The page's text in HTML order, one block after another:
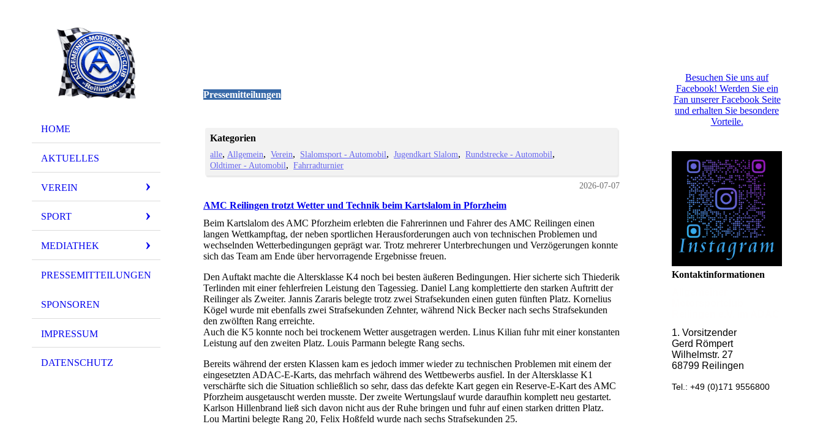
HOME
AKTUELLES
VEREIN
SPORT
MEDIATHEK
PRESSEMITTEILUNGEN
SPONSOREN
IMPRESSUM
DATENSCHUTZ
Pressemitteilungen
Kategorien
alle Allgemein Verein Slalomsport - Automobil Jugendkart Slalom
Rundstrecke - Automobil
Oldtimer - Automobil
Fahrradturnier
2026-07-07
AMC Reilingen trotzt Wetter und Technik beim Kartslalom in Pforzheim
Beim Kartslalom des AMC Pforzheim erlebten die Fahrerinnen und Fahrer des AMC Reilingen einen
langen Wettkampftag, der neben sportlichen Herausforderungen auch von technischen Problemen und
wechselnden Wetterbedingungen geprägt war. Trotz mehrerer Unterbrechungen und Verzögerungen konnte
sich das Team am Ende über hervorragende Ergebnisse freuen.
Den Auftakt machte die Altersklasse K4 noch bei besten äußeren Bedingungen. Hier sicherte sich Thiederik
Terlinden mit einer fehlerfreien Leistung den Tagessieg. Daniel Lang komplettierte den starken Auftritt der
Reilinger als Zweiter. Jannis Zararis belegte trotz zwei Strafsekunden einen guten fünften Platz. Kornelius
Kögel wurde mit ebenfalls zwei Strafsekunden Zehnter, während Nick Becker nach sechs Strafsekunden
den zwölften Rang erreichte.
Auch die K5 konnte noch bei trockenem Wetter ausgetragen werden. Linus Kilian fuhr mit einer konstanten
Leistung auf den zweiten Platz. Louis Parmann belegte Rang sechs.
Bereits während der ersten Klassen kam es jedoch immer wieder zu technischen Problemen mit einem der
eingesetzten ADAC-E-Karts, das mehrfach während des Wettbewerbs ausfiel. In der Altersklasse K1
verschärfte sich die Situation schließlich so sehr, dass das defekte Kart gegen ein Reserve-E-Kart des AMC
Pforzheim ausgetauscht werden musste. Der zweite Wertungslauf wurde daraufhin komplett neu gestartet.
Karlson Hillenbrand ließ sich davon nicht aus der Ruhe bringen und fuhr auf einen starken dritten Platz.
Lou Martini belegte Rang 20, Felix Hoßfeld wurde nach sechs Strafsekunden 25.
Besuchen Sie uns auf
Facebook! Werden Sie ein
Fan unserer Facebook Seite
und erhalten Sie besondere
Vorteile.
Kontaktinformationen
1. Vorsitzender
Gerd Römpert
Wilhelmstr. 27
68799 Reilingen
Tel.: +49 (0)171 9556800